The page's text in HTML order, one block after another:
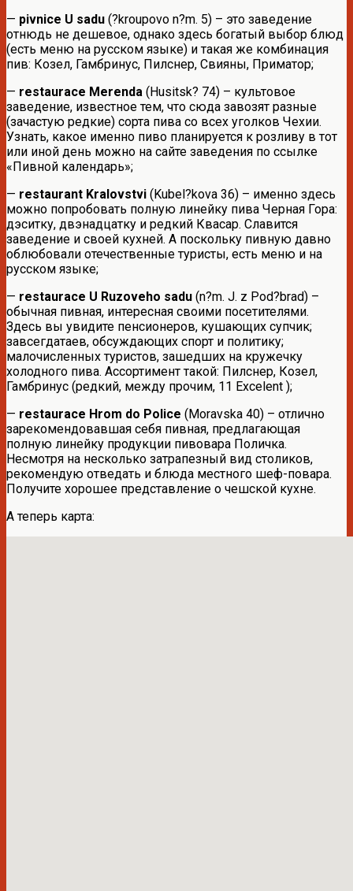
— pivnice U sadu (?kroupovo n?m. 5) – это заведение
отнюдь не дешевое, однако здесь богатый выбор блюд
(есть меню на русском языке) и такая же комбинация
пив: Козел, Гамбринус, Пилснер, Свияны, Приматор;
— restaurace Merenda (Husitsk? 74) – культовое
заведение, известное тем, что сюда завозят разные
(зачастую редкие) сорта пива со всех уголков Чехии.
Узнать, какое именно пиво планируется к розливу в тот
или иной день можно на сайте заведения по ссылке
«Пивной календарь»;
— restaurant Kralovstvi (Kubel?kova 36) – именно здесь
можно попробовать полную линейку пива Черная Гора:
дэситку, двэнадцатку и редкий Квасар. Славится
заведение и своей кухней. А поскольку пивную давно
облюбовали отечественные туристы, есть меню и на
русском языке;
— restaurace U Ruzoveho sadu (n?m. J. z Pod?brad) –
обычная пивная, интересная своими посетителями.
Здесь вы увидите пенсионеров, кушающих супчик;
завсегдатаев, обсуждающих спорт и политику;
малочисленных туристов, зашедших на кружечку
холодного пива. Ассортимент такой: Пилснер, Козел,
Гамбринус (редкий, между прочим, 11 Excelent );
— restaurace Hrom do Police (Moravska 40) – отлично
зарекомендовавшая себя пивная, предлагающая
полную линейку продукции пивовара Поличка.
Несмотря на несколько затрапезный вид столиков,
рекомендую отведать и блюда местного шеф-повара.
Получите хорошее представление о чешской кухне.
А теперь карта: